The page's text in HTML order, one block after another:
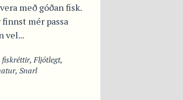
með góðan fisk.
mér passa
vel...
fiskréttir,Fljótlegt,
, Snarl